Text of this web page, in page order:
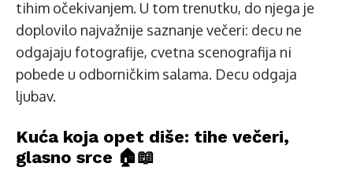
tihim očekivanjem. U tom trenutku, do njega je
doplovilo najvažnije saznanje večeri: decu ne
odgajaju fotografije, cvetna scenografija ni
pobede u odborničkim salama. Decu odgaja
ljubav.
Kuća koja opet diše: tihe večeri,
glasno srce 🏠📖